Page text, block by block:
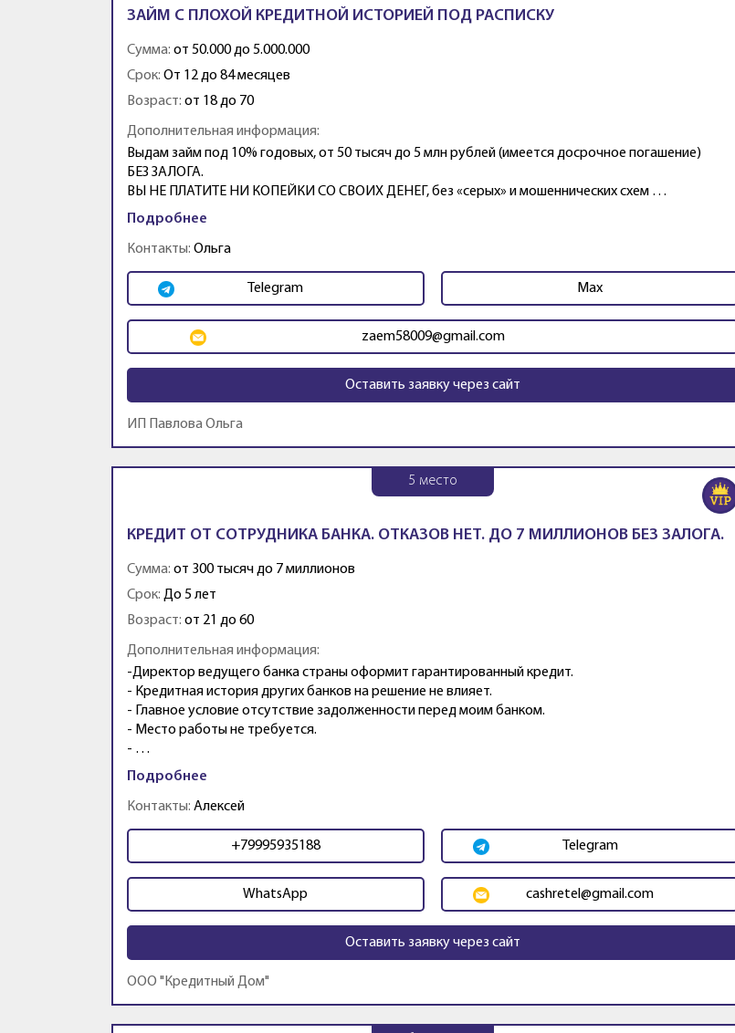
ЗАЙМ С ПЛОХОЙ КРЕДИТНОЙ ИСТОРИЕЙ ПОД РАСПИСКУ
Сумма: от 50.000 до 5.000.000
Срок: От 12 до 84 месяцев
Возраст: от 18 до 70
Дополнительная информация:
Выдам займ под 10% годовых, от 50 тысяч до 5 млн рублей (имеется досрочное погашение)
БЕЗ ЗАЛОГА.
ВЫ НЕ ПЛАТИТЕ НИ КОПЕЙКИ СО СВОИХ ДЕНЕГ, без «серых» и мошеннических схем …
Подробнее
Контакты: Ольга
Telegram Max
zaem58009@gmail.com
Оставить заявку через сайт
ИП Павлова Ольга
5 место
КРЕДИТ ОТ СОТРУДНИКА БАНКА. ОТКАЗОВ НЕТ. ДО 7 МИЛЛИОНОВ БЕЗ ЗАЛОГА.
Сумма: от 300 тысяч до 7 миллионов
Срок: До 5 лет
Возраст: от 21 до 60
Дополнительная информация:
-Директор ведущего банка страны оформит гарантированный кредит.
- Кредитная история других банков на решение не влияет.
- Главное условие отсутствие задолженности перед моим банком.
- Место работы не требуется.
- …
Подробнее
Контакты: Алексей
+79995935188 Telegram
WhatsApp cashretel@gmail.com
Оставить заявку через сайт
ООО "Кредитный Дом"